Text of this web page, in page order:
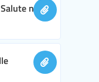
nella